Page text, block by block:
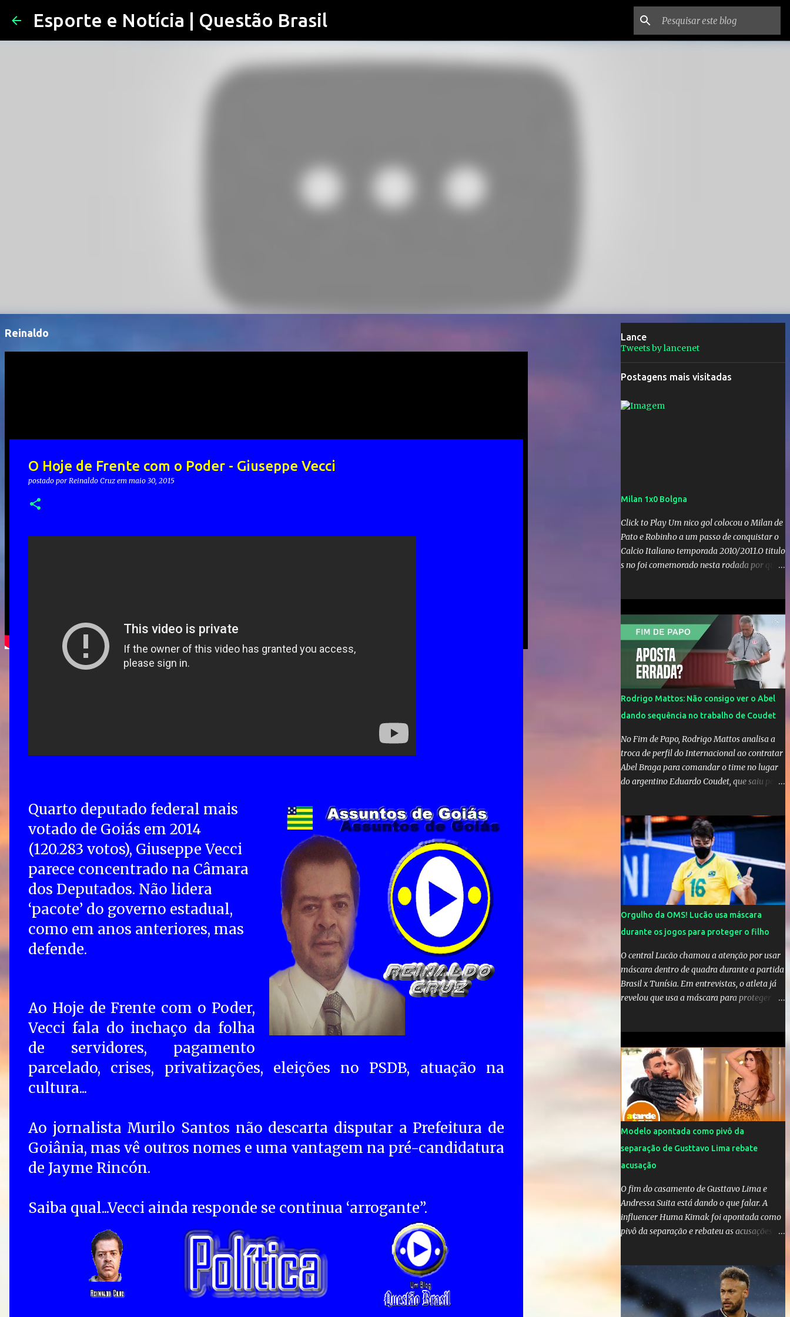
Esporte e Notícia | Questão Brasil
Reinaldo
O Hoje de Frente com o Poder - Giuseppe Vecci
postado por Reinaldo Cruz em maio 30, 2015
Quarto deputado federal mais
votado de Goiás em 2014
(120.283 votos), Giuseppe Vecci
parece concentrado na Câmara
dos Deputados. Não lidera
‘pacote’ do governo estadual,
como em anos anteriores, mas
defende.
Ao Hoje de Frente com o Poder,
Vecci fala do inchaço da folha
de servidores, pagamento
parcelado, crises, privatizações, eleições no PSDB, atuação na
cultura...
Ao jornalista Murilo Santos não descarta disputar a Prefeitura de
Goiânia, mas vê outros nomes e uma vantagem na pré-candidatura
de Jayme Rincón.
Saiba qual...Vecci ainda responde se continua ‘arrogante”.
Lance
Tweets by lancenet
Postagens mais visitadas
Milan 1x0 Bolgna
Click to Play Um nico gol colocou o Milan de
Pato e Robinho a um passo de conquistar o
Calcio Italiano temporada 2010/2011.O titulo
s no foi comemorado nesta rodada por que a
voltandoa Italia e para dirigir de novo a
Internazionale.Na velha bota tudo parece
definido e tem o Milan como virtual
campeao. ;
Rodrigo Mattos: Não consigo ver o Abel
dando sequência no trabalho de Coudet
No Fim de Papo, Rodrigo Mattos analisa a
troca de perfil do Internacional ao contratar
Abel Braga para comandar o time no lugar
do argentino Eduardo Coudet, que saiu para
Orgulho da OMS! Lucão usa máscara
durante os jogos para proteger o filho
O central Lucão chamou a atenção por usar
máscara dentro de quadra durante a partida
Brasil x Tunísia. Em entrevistas, o atleta já
revelou que usa a máscara para proteger seu
da OMS! Lucão usa máscara durante os
jogos para proteger o filho Brasil goleia a
China por 5 a 0 na estreia brasileira nas
olimpíadas de Tóquio. Marta marcou duas
vezes, Debinha, Andressa Alves e Bia
Zaneratto foram autoras dos gols. Juliette,
embaixadora ‎@Globoplay mandou um xero
para as meninas e falou do seu orgulho.
Modelo apontada como pivô da
separação de Gusttavo Lima rebate
acusação
O fim do casamento de Gusttavo Lima e
Andressa Suita está dando o que falar. A
influencer Huma Kimak foi apontada como
pivô da separação e rebateu as acusações
aqui, nunca pensei que um boato sem pé
nem cabeça pudesse ter esse tipo de
proporção. Queria esclarecer que eu e